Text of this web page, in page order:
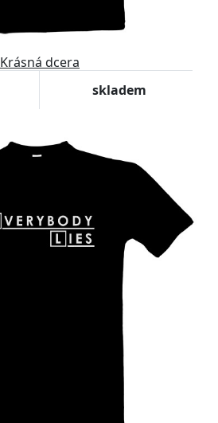
Krásná dcera
skladem